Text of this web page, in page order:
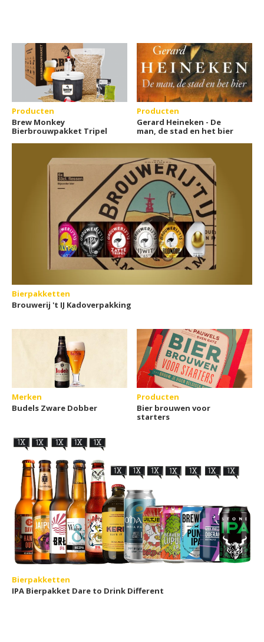
Producten
Brew Monkey
Bierbrouwpakket Tripel
Producten
Gerard Heineken - De
man, de stad en het bier
Bierpakketten
Brouwerij 't IJ Kadoverpakking
Merken
Budels Zware Dobber
Producten
Bier brouwen voor
starters
Bierpakketten
IPA Bierpakket Dare to Drink Different